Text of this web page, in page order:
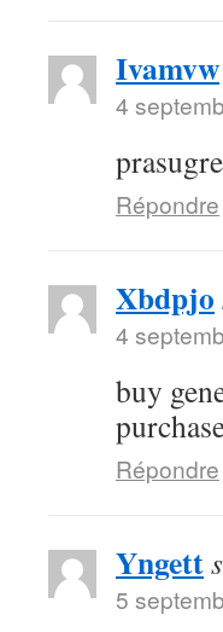
Ivamvw
4
Répondre
Xbdpjo
4
buy
Répondre
Yngett
5